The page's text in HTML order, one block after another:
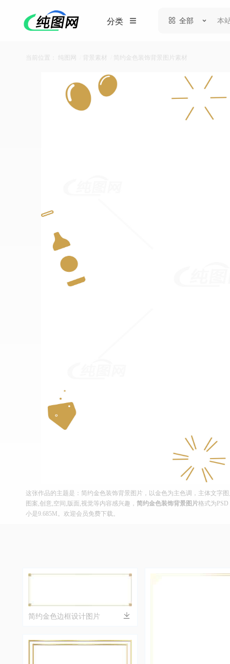
分类 全部
当前位置： 纯图网 背景素材 简约金色装饰背景图片素材
这张作品的主题是：简约金色装饰背景图片，以金色为主色调，主体文字
图案,创意,空间,版面,视觉等内容感兴趣， 简约金色装饰背景图片格式为
小是9.685M。欢迎会员免费下载。
简约金色边框设计图片